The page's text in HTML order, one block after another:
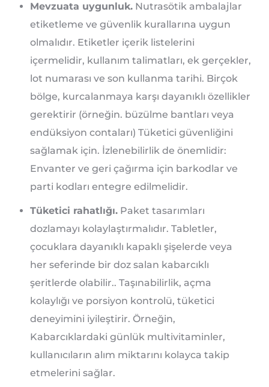
Mevzuata uygunluk. Nutrasötik ambalajlar
etiketleme ve güvenlik kurallarına uygun
olmalıdır. Etiketler içerik listelerini
içermelidir, kullanım talimatları, ek gerçekler,
lot numarası ve son kullanma tarihi. Birçok
bölge, kurcalanmaya karşı dayanıklı özellikler
gerektirir (örneğin. büzülme bantları veya
endüksiyon contaları) Tüketici güvenliğini
sağlamak için. İzlenebilirlik de önemlidir:
Envanter ve geri çağırma için barkodlar ve
parti kodları entegre edilmelidir.
Tüketici rahatlığı. Paket tasarımları
dozlamayı kolaylaştırmalıdır. Tabletler,
çocuklara dayanıklı kapaklı şişelerde veya
her seferinde bir doz salan kabarcıklı
şeritlerde olabilir.. Taşınabilirlik, açma
kolaylığı ve porsiyon kontrolü, tüketici
deneyimini iyileştirir. Örneğin,
Kabarcıklardaki günlük multivitaminler,
kullanıcıların alım miktarını kolayca takip
etmelerini sağlar.